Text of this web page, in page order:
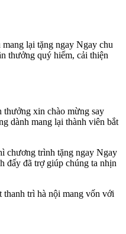
lại tặng ngay Ngay chu
thưởng quý hiếm, cải thiện
thưởng xin chào mừng say
dành mang lại thành viên bắt
chương trình tặng ngay Ngay
đấy đã trợ giúp chúng ta nhịn
thanh trì hà nội mang vốn với